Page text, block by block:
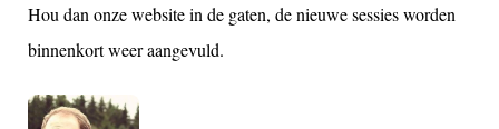
Hou dan onze website in de gaten, de nieuwe sessies worden
binnenkort weer aangevuld.